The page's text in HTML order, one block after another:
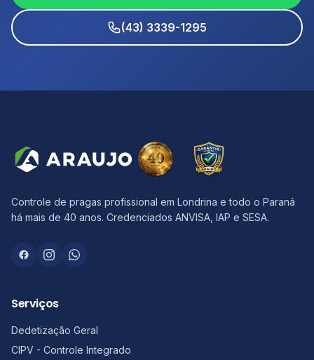
(43) 3339-1295
Controle de pragas profissional em Londrina e todo o Paraná
há mais de 40 anos. Credenciados ANVISA, IAP e SESA.
Serviços
Dedetização Geral
CIPV - Controle Integrado